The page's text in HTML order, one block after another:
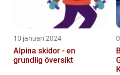
10 januari 2024
Alpina skidor - en
grundlig översikt